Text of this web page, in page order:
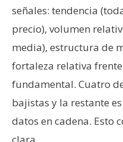
señales: tendencia
precio), volumen
media), estructura de
fortaleza relativa
fundamental. Cuatro
bajistas y la restante
datos en cadena. Esto